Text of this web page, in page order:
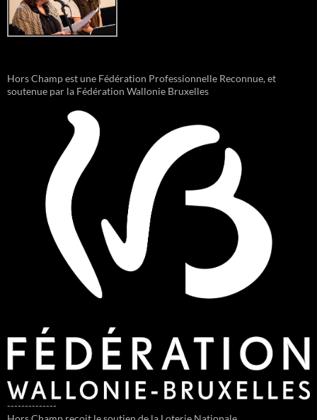
Hors Champ est une Fédération Professionnelle Reconnue, et
soutenue par la Fédération Wallonie Bruxelles
--------------